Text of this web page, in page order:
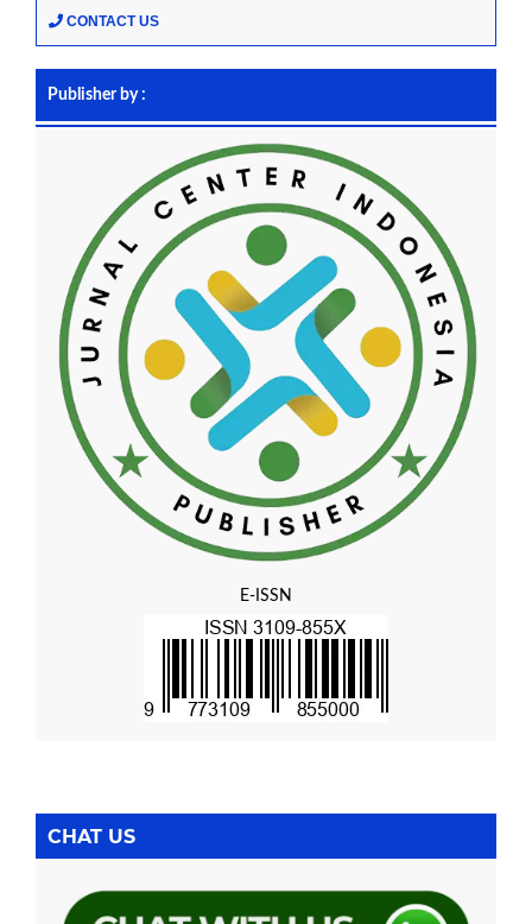
CONTACT US
Publisher by :
E-ISSN
CHAT US